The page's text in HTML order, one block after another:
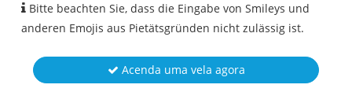
Bitte beachten Sie, dass die Eingabe von Smileys und
anderen Emojis aus Pietätsgründen nicht zulässig ist.
Acenda uma vela agora